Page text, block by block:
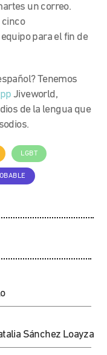
un correo.
cinco
para el fin de
Tenemos
Jiveworld,
de la lengua que
LGBT
Sánchez Loayza